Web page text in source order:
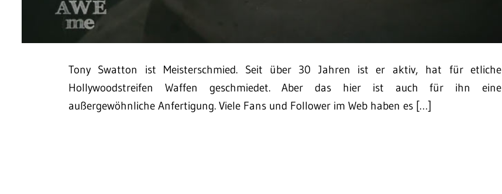
Tony Swatton ist Meisterschmied. Seit über 30 Jahren ist er aktiv, hat für etliche
Hollywoodstreifen Waffen geschmiedet. Aber das hier ist auch für ihn eine
außergewöhnliche Anfertigung. Viele Fans und Follower im Web haben es […]